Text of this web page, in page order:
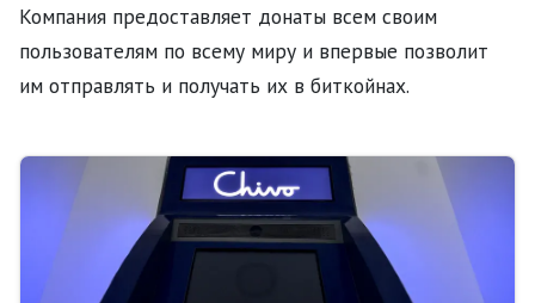
Компания предоставляет донаты всем своим
пользователям по всему миру и впервые позволит
им отправлять и получать их в биткойнах.